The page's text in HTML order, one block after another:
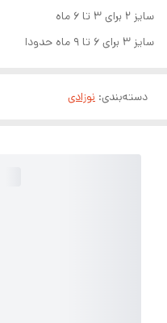
سایز ۲ برای ۳ تا ۶ ماه
سایز ۳ برای ۶ تا ۹ ماه حدودا
دسته‌بندی: نوزادی